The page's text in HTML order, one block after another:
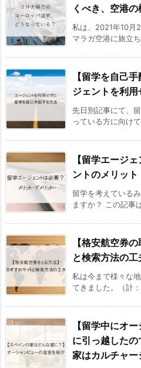
くべき、空港
私は、2021年10月
マラガ空港に旅立
【留学を自己
ジェントを利
先日別記事にて、
っている方に向け
【留学エージ
ントのメリット
留学を考えている
ますか？ この記事
【格安航空券
と検索方法の工
私は今まで様々な
てきました。（計
【留学中にオ
に引っ越した
家はカルチャー